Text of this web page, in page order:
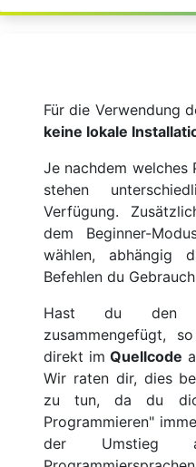
Für die Verwendung
keine lokale
Je nachdem welches
stehen
Verfügung.
dem Beginner-
wählen, abhängig
Befehlen du
Hast du den
zusammengefügt,
direkt imQuellcode
Wir raten dir, dies
zu tun, da du
Programmieren"
der Umstieg